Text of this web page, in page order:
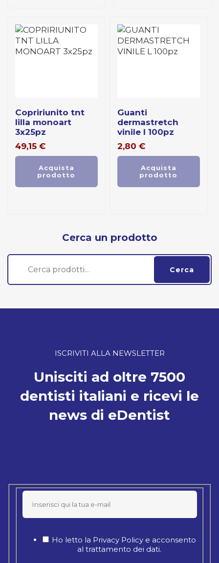
copririunito tnt
lilla monoart
3x25pz
49,15 €
Acquista
prodotto
guanti
dermastretch
vinile l 100pz
2,80 €
Acquista
prodotto
Cerca un prodotto
Cerca:
Cerca
ISCRIVITI ALLA NEWSLETTER
Unisciti ad oltre 7500
dentisti italiani e ricevi le
news di eDentist
Ho letto la Privacy Policy e acconsento
al trattamento dei dati.